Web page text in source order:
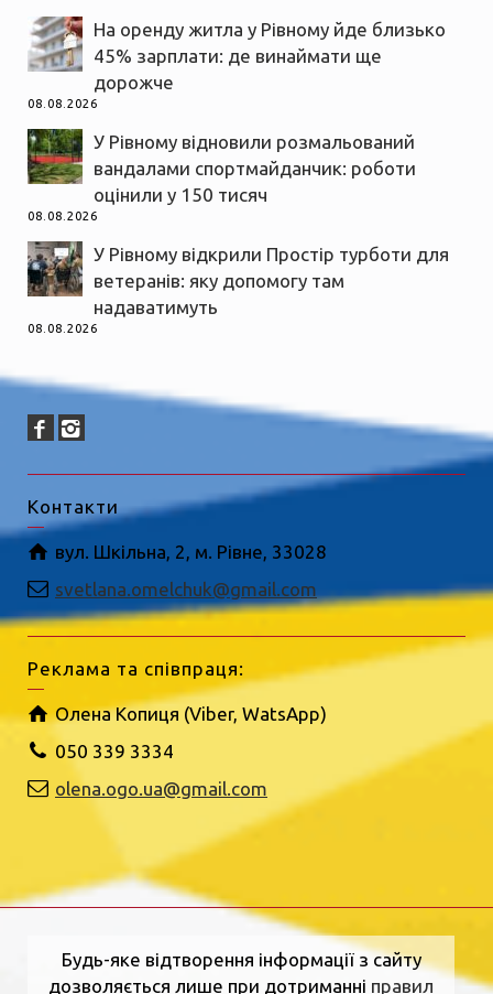
На оренду житла у Рівному йде близько
45% зарплати: де винаймати ще
дорожче
08.08.2026
У Рівному відновили розмальований
вандалами спортмайданчик: роботи
оцінили у 150 тисяч
08.08.2026
У Рівному відкрили Простір турботи для
ветеранів: яку допомогу там
надаватимуть
08.08.2026
Контакти
вул. Шкільна, 2, м. Рівне, 33028
svetlana.omelchuk@gmail.com
Реклама та співпраця:
Олена Копиця (Viber, WatsApp)
050 339 3334
olena.ogo.ua@gmail.com
Будь-яке відтворення інформації з сайту
дозволяється лише при дотриманні правил